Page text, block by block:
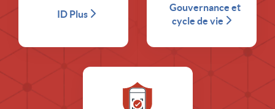
ID Plus
Gouvernance et
cycle de vie